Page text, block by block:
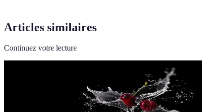
Articles similaires
Continuez votre lecture